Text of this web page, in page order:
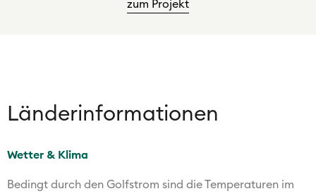
zum Projekt
Länder­informationen
Wetter & Klima
Bedingt durch den Golfstrom sind die Temperaturen im